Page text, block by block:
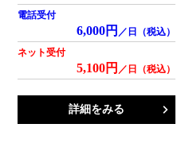
電話受付
6,000円 ／日（税込）
ネット受付
5,100円 ／日（税込）
詳細をみる